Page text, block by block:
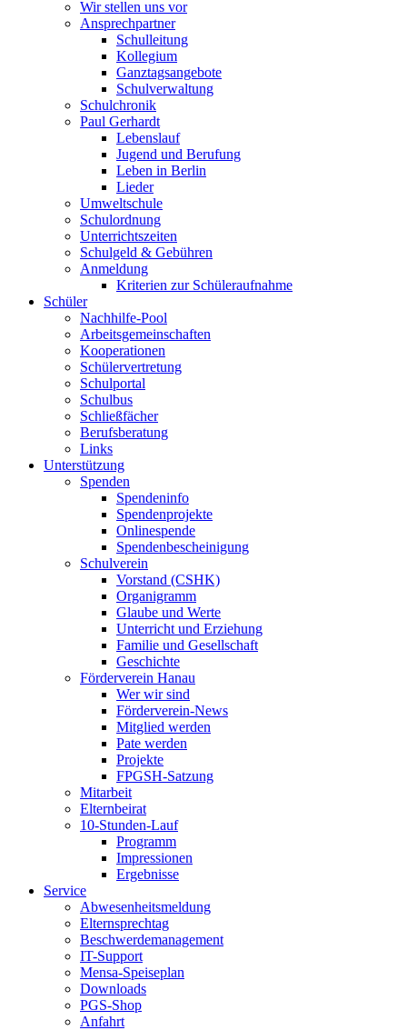
Wir stellen uns vor
Ansprechpartner
Schulleitung
Kollegium
Ganztagsangebote
Schulverwaltung
Schulchronik
Paul Gerhardt
Lebenslauf
Jugend und Berufung
Leben in Berlin
Lieder
Umweltschule
Schulordnung
Unterrichtszeiten
Schulgeld & Gebühren
Anmeldung
Kriterien zur Schüleraufnahme
Schüler
Nachhilfe-Pool
Arbeitsgemeinschaften
Kooperationen
Schülervertretung
Schulportal
Schulbus
Schließfächer
Berufsberatung
Links
Unterstützung
Spenden
Spendeninfo
Spendenprojekte
Onlinespende
Spendenbescheinigung
Schulverein
Vorstand (CSHK)
Organigramm
Glaube und Werte
Unterricht und Erziehung
Familie und Gesellschaft
Geschichte
Förderverein Hanau
Wer wir sind
Förderverein-News
Mitglied werden
Pate werden
Projekte
FPGSH-Satzung
Mitarbeit
Elternbeirat
10-Stunden-Lauf
Programm
Impressionen
Ergebnisse
Service
Abwesenheitsmeldung
Elternsprechtag
Beschwerdemanagement
IT-Support
Mensa-Speiseplan
Downloads
PGS-Shop
Anfahrt